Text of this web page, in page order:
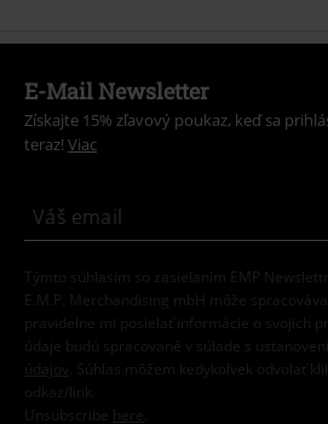
E-Mail Newsletter
Získajte 15% zľavový poukaz, keď sa
teraz! Viac
Týmto súhlasím so zasielaním EMP
E.M.P. Merchandising mbH môže
pravidelne mi posielať informácie o svojich
údaje budú spracované v súlade s
údajov
. Súhlas môžem kedykoľvek odvolať
odkaz/link.
Unsubscribe here